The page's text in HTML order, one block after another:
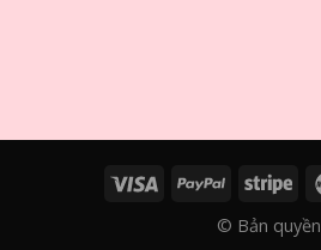
© Bản quyền